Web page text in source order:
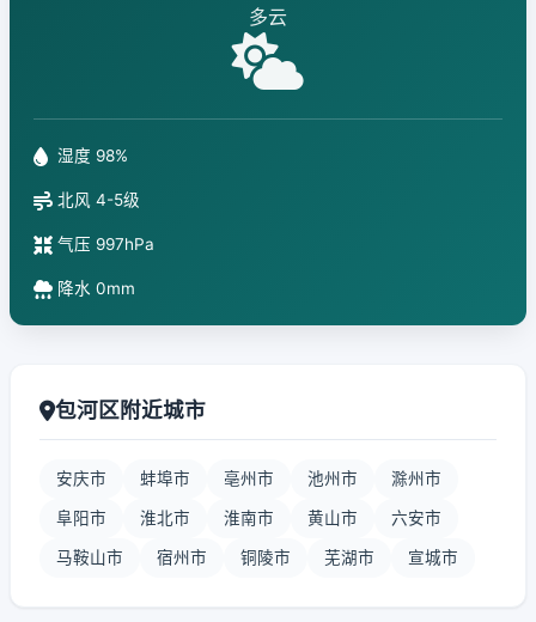
多云
湿度 98%
北风 4-5级
气压 997hPa
降水 0mm
包河区附近城市
安庆市 蚌埠市 亳州市 池州市 滁州市
阜阳市 淮北市 淮南市 黄山市 六安市
马鞍山市 宿州市 铜陵市 芜湖市 宣城市